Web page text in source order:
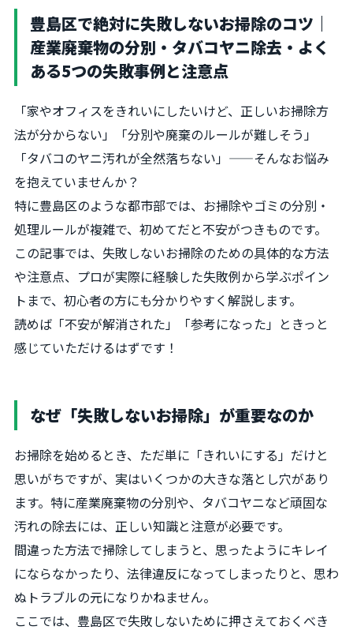
豊島区で絶対に失敗しないお掃除のコツ｜
産業廃棄物の分別・タバコヤニ除去・よく
ある5つの失敗事例と注意点
「家やオフィスをきれいにしたいけど、正しいお掃除方
法が分からない」「分別や廃棄のルールが難しそう」
「タバコのヤニ汚れが全然落ちない」——そんなお悩み
を抱えていませんか？
特に豊島区のような都市部では、お掃除やゴミの分別・
処理ルールが複雑で、初めてだと不安がつきものです。
この記事では、失敗しないお掃除のための具体的な方法
や注意点、プロが実際に経験した失敗例から学ぶポイン
トまで、初心者の方にも分かりやすく解説します。
読めば「不安が解消された」「参考になった」ときっと
感じていただけるはずです！
なぜ「失敗しないお掃除」が重要なのか
お掃除を始めるとき、ただ単に「きれいにする」だけと
思いがちですが、実はいくつかの大きな落とし穴があり
ます。特に産業廃棄物の分別や、タバコヤニなど頑固な
汚れの除去には、正しい知識と注意が必要です。
間違った方法で掃除してしまうと、思ったようにキレイ
にならなかったり、法律違反になってしまったりと、思わ
ぬトラブルの元になりかねません。
ここでは、豊島区で失敗しないために押さえておくべき